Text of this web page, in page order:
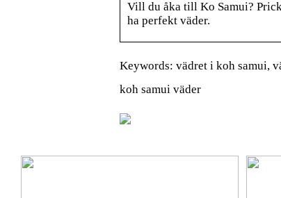
Vill du åka till Ko Samui?
ha perfekt väder.
Keywords: vädret i koh samui,
koh samui väder